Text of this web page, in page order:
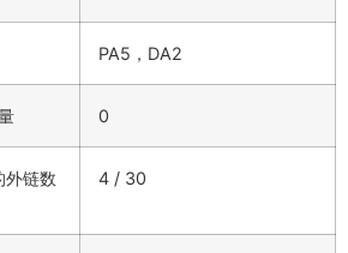
PA5，DA2
0
链数
4 / 30